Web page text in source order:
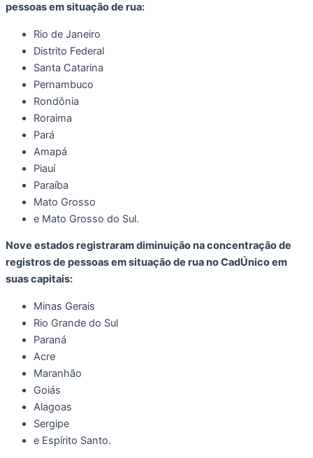
pessoas em situação de rua:
Rio de Janeiro
Distrito Federal
Santa Catarina
Pernambuco
Rondônia
Roraima
Pará
Amapá
Piauí
Paraíba
Mato Grosso
e Mato Grosso do Sul.
Nove estados registraram diminuição na concentração de
registros de pessoas em situação de rua no CadÚnico em
suas capitais:
Minas Gerais
Rio Grande do Sul
Paraná
Acre
Maranhão
Goiás
Alagoas
Sergipe
e Espírito Santo.